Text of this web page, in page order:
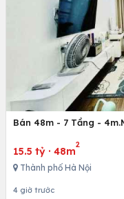
Bán 48m - 7 Tầng -
15.5 tỷ · 48m
2
Thành phố Hà Nội
4 giờ trước